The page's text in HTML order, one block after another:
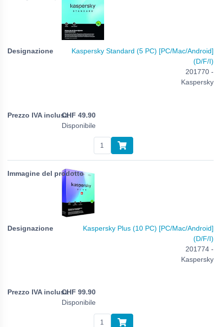
Kaspersky Standard (5 PC) [PC/Mac/Android]
(D/F/I)
201770 -
Kaspersky
CHF 49.90
Disponibile
Kaspersky Plus (10 PC) [PC/Mac/Android]
(D/F/I)
201774 -
Kaspersky
CHF 99.90
Disponibile